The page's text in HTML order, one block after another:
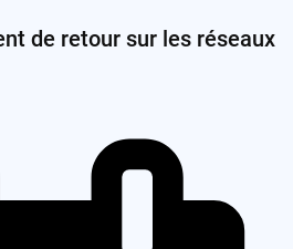
de retour sur les réseaux